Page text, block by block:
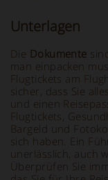
Unterlagen
Die Dokumente
man einpacken
Flugtickets am
sicher, dass Sie
und einen
Flugtickets,
Bargeld und
sich haben. Ein
unerlässlich, auch
Überprüfen Sie